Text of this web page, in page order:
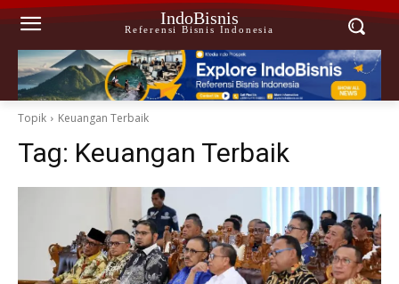
IndoBisnis
Referensi Bisnis Indonesia
Topik Keuangan Terbaik
Tag: Keuangan Terbaik